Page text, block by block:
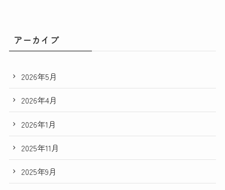
アーカイブ
2026年5月
2026年4月
2026年1月
2025年11月
2025年9月